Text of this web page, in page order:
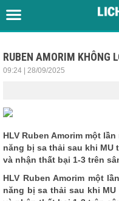
RUBEN AMORIM KHÔNG
09:24 | 28/09/2025
HLV Ruben Amorim một
năng bị sa thải sau khi
và nhận thất bại 1-3 trên
HLV Ruben Amorim một
năng bị sa thải sau khi